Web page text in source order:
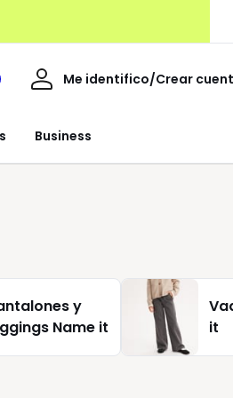
Business
Me identifico/Crear
Mi
y
Name it
it